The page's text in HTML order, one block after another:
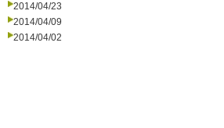
2014/04/23
2014/04/09
2014/04/02